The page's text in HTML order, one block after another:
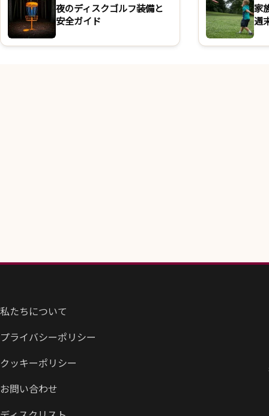
夜のディスクゴルフ装備と
安全ガイド
家
週
私たちについて
プライバシーポリシー
クッキーポリシー
お問い合わせ